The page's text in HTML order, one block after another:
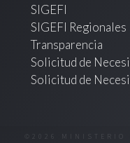
SIGEFI
SIGEFI Regionales
Transparencia
Solicitud de
Solicitud de
©2026 MINISTERIO